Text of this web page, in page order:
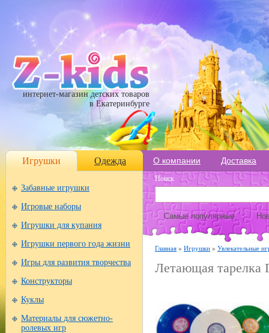
интернет-магазин детских товаров
в Екатеринбурге
Игрушки Одежда О компании Доставка
Забавные игрушки
Игровые наборы
Игрушки для купания
Игрушки первого года жизни
Игры для развития творчества
Конструкторы
Куклы
Материалы для сюжетно-
ролевых игр
Поиск
Самые популярные
Главная » Игрушки » Увлекательные
Летающая